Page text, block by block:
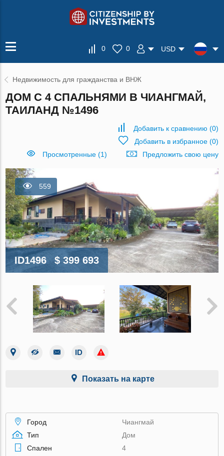
0 0 USD
Недвижимость для гражданства и ВНЖ
ДОМ С 4 СПАЛЬНЯМИ В ЧИАНГМАЙ,
ТАИЛАНД №1496
Добавить к сравнению (0)
Добавить в избранное(0)
Просмотренные (1)
Предложить свою цену
559
ID1496 $ 399 693
Показать на карте
Город
Чиангмай
Тип
Дом
Спален
4